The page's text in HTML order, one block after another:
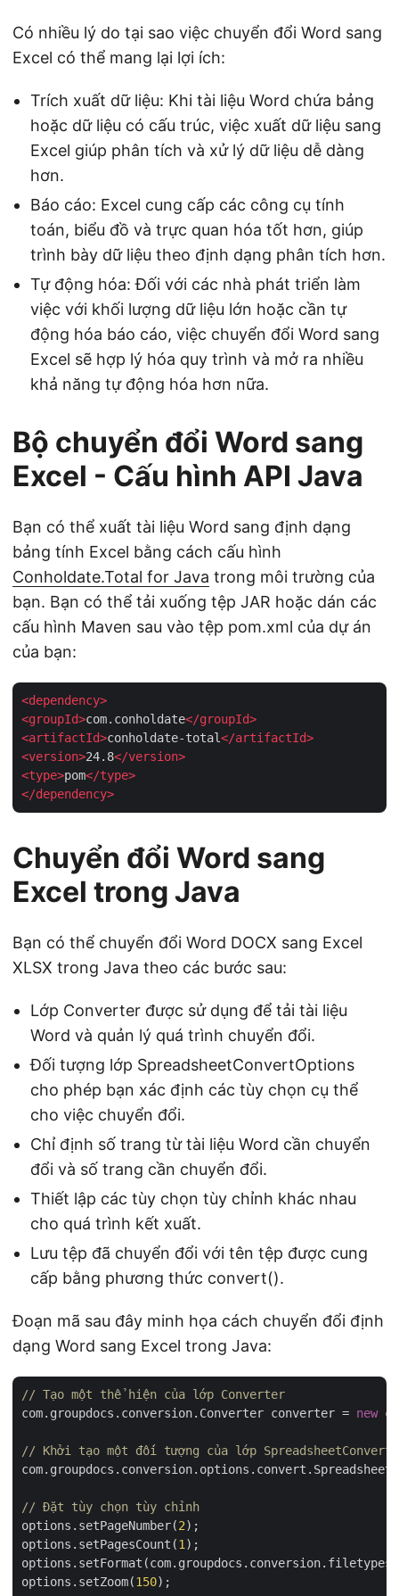
Có nhiều lý do tại sao việc chuyển đổi Word sang
Excel có thể mang lại lợi ích:
Trích xuất dữ liệu: Khi tài liệu Word chứa bảng
hoặc dữ liệu có cấu trúc, việc xuất dữ liệu sang
Excel giúp phân tích và xử lý dữ liệu dễ dàng
hơn.
Báo cáo: Excel cung cấp các công cụ tính
toán, biểu đồ và trực quan hóa tốt hơn, giúp
trình bày dữ liệu theo định dạng phân tích hơn.
Tự động hóa: Đối với các nhà phát triển làm
việc với khối lượng dữ liệu lớn hoặc cần tự
động hóa báo cáo, việc chuyển đổi Word sang
Excel sẽ hợp lý hóa quy trình và mở ra nhiều
khả năng tự động hóa hơn nữa.
Bộ chuyển đổi Word sang
Excel - Cấu hình API Java
Bạn có thể xuất tài liệu Word sang định dạng
bảng tính Excel bằng cách cấu hình
Conholdate.Total for Java trong môi trường của
bạn. Bạn có thể tải xuống tệp JAR hoặc dán các
cấu hình Maven sau vào tệp pom.xml của dự án
của bạn:
<dependency>
<groupId>com.conholdate</groupId>
<artifactId>conholdate-total</artifactId>
<version>24.8</version>
<type>pom</type>
</dependency>
Chuyển đổi Word sang
Excel trong Java
Bạn có thể chuyển đổi Word DOCX sang Excel
XLSX trong Java theo các bước sau:
Lớp Converter được sử dụng để tải tài liệu
Word và quản lý quá trình chuyển đổi.
Đối tượng lớp SpreadsheetConvertOptions
cho phép bạn xác định các tùy chọn cụ thể
cho việc chuyển đổi.
Chỉ định số trang từ tài liệu Word cần chuyển
đổi và số trang cần chuyển đổi.
Thiết lập các tùy chọn tùy chỉnh khác nhau
cho quá trình kết xuất.
Lưu tệp đã chuyển đổi với tên tệp được cung
cấp bằng phương thức convert().
Đoạn mã sau đây minh họa cách chuyển đổi định
dạng Word sang Excel trong Java:
// Tạo một thể hiện của lớp Converter
com.groupdocs.conversion.Converter converter = new
// Khởi tạo một đối tượng của lớp
// Đặt tùy chọn tùy chỉnh
options.setPageNumber(2);
options.setPagesCount(1 );
options.setZoom(150);